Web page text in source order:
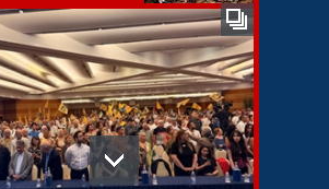
قیام بردگان در
پنجمین روز قیام